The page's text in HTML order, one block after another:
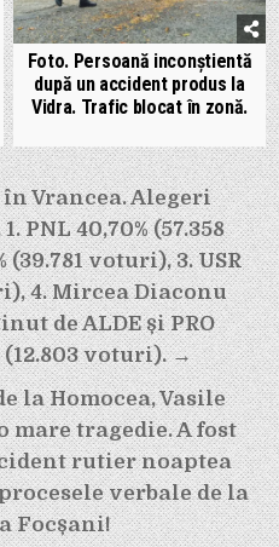
Foto. Persoană inconștientă
după un accident produs la
Vidra. Trafic blocat în zonă.
Vrancea. Alegeri
PNL 40,70% (57.358
(39.781 voturi), 3. USR
4. Mircea Diaconu
de ALDE și PRO
(12.803 voturi). →
la Homocea, Vasile
mare tragedie. A fost
rutier noaptea
verbale de la
Focșani!